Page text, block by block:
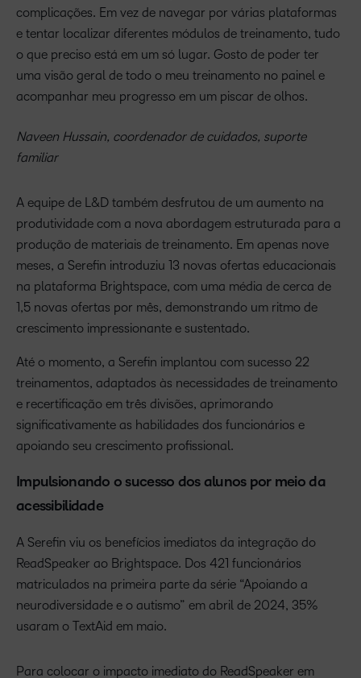
complicações. Em vez de navegar por várias plataformas
e tentar localizar diferentes módulos de treinamento, tudo
o que preciso está em um só lugar. Gosto de poder ter
uma visão geral de todo o meu treinamento no painel e
acompanhar meu progresso em um piscar de olhos.
Naveen Hussain, coordenador de cuidados, suporte
familiar
A equipe de L&D também desfrutou de um aumento na
produtividade com a nova abordagem estruturada para a
produção de materiais de treinamento. Em apenas nove
meses, a Serefin introduziu 13 novas ofertas educacionais
na plataforma Brightspace, com uma média de cerca de
1,5 novas ofertas por mês, demonstrando um ritmo de
crescimento impressionante e sustentado.
Até o momento, a Serefin implantou com sucesso 22
treinamentos, adaptados às necessidades de treinamento
e recertificação em três divisões, aprimorando
significativamente as habilidades dos funcionários e
apoiando seu crescimento profissional.
Impulsionando o sucesso dos alunos por meio da
acessibilidade
A Serefin viu os benefícios imediatos da integração do
ReadSpeaker ao Brightspace. Dos 421 funcionários
matriculados na primeira parte da série “Apoiando a
neurodiversidade e o autismo” em abril de 2024, 35%
usaram o TextAid em maio.
Para colocar o impacto imediato do ReadSpeaker em